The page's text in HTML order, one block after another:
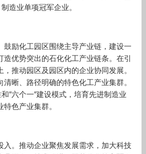
造业单项冠军企业。
鼓励化工园区围绕主导产业链，建设一
造优势突出的石化化工产业链条。在引
推动园区及园区内的企业协同发展。
晰、路径明确的特色化工产业集群。
″六个一″建设模式，培育先进制造业
色产业集群。
入。推动企业聚焦发展需求，加大科技